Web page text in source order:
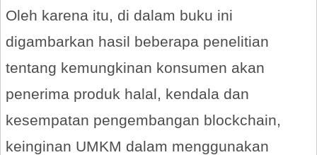
Oleh karena itu, di dalam buku ini
digambarkan hasil beberapa penelitian
tentang kemungkinan konsumen akan
penerima produk halal, kendala dan
kesempatan pengembangan blockchain,
keinginan UMKM dalam menggunakan